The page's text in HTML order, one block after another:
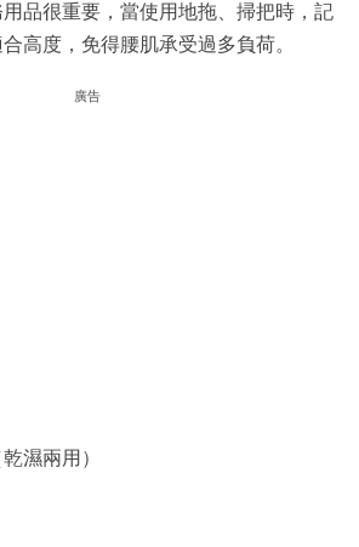
品很重要，當使用地拖、掃把時，記
高度，免得腰肌承受過多負荷。
廣告
濕兩用）